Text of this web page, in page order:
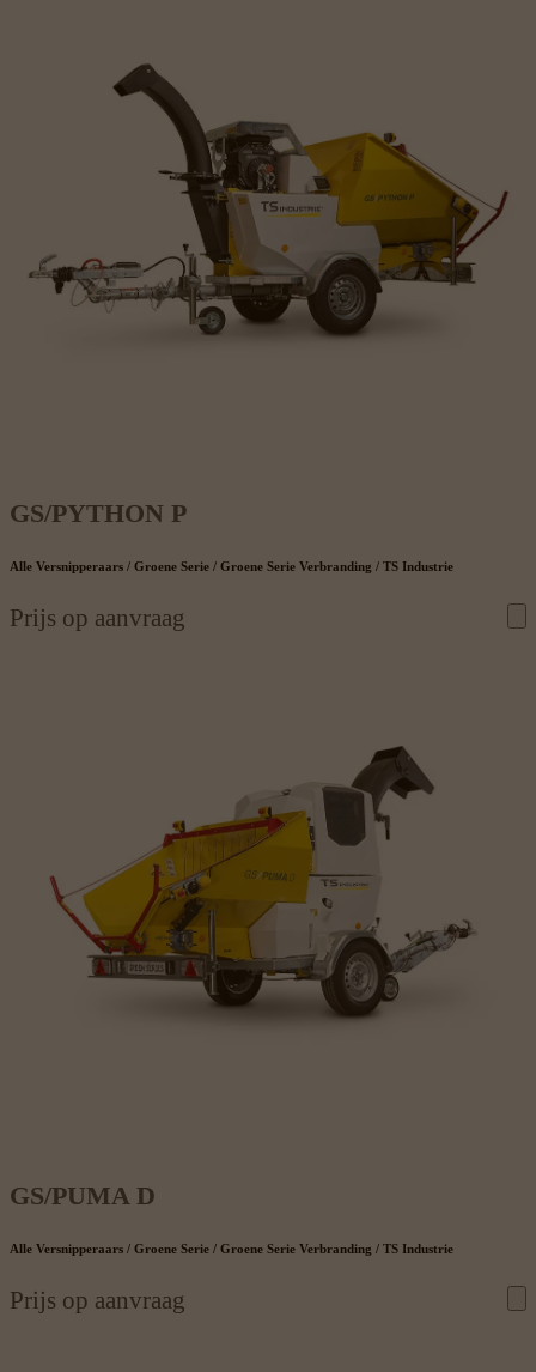
GS/PYTHON P
Alle Versnipperaars / Groene Serie / Groene Serie Verbranding / TS Industrie
Prijs op aanvraag
GS/PUMA D
Alle Versnipperaars / Groene Serie / Groene Serie Verbranding / TS Industrie
Prijs op aanvraag